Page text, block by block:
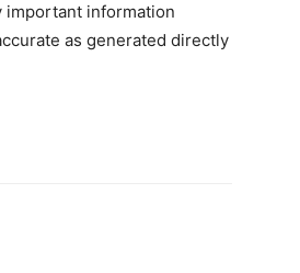
important information
as generated directly